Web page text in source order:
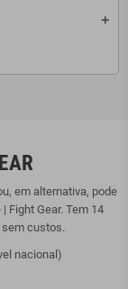
add
em alternativa, pode
Fight Gear. Tem 14
sem custos.
nacional)